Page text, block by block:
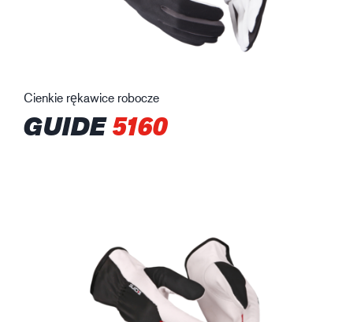
Cienkie rękawice robocze
GUIDE5160